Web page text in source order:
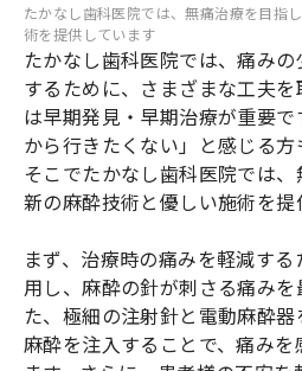
たかなし歯科医院では、無痛治療を目指
術を提供しています
たかなし歯科医院では、痛み
するために、さまざまな工夫
は早期発見・早期治療が重要
から行きたくない」と感じる方
そこでたかなし歯科医院では
新の麻酔技術と優しい施術を提
まず、治療時の痛みを軽減す
用し、麻酔の針が刺さる痛み
た、極細の注射針と電動麻酔
麻酔を注入することで、痛み